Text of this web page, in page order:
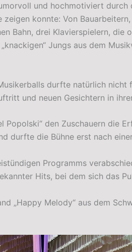
und hochmotiviert
konnte: Von
Bahn, drei Klavierspielern,
Jungs aus dem
durfte natürlich nicht
und neuen Gesichtern in
Popolski“ den Zuschauern die
durfte die Bühne erst nach
Programms
Hits, bei dem sich das
„Happy Melody“ aus dem